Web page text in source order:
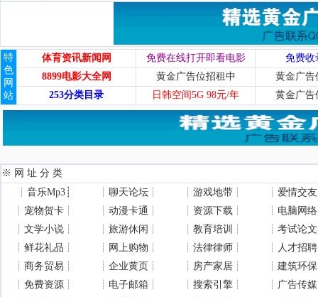
特
色
网
站
体育资讯新闻网 免费在线打开即看电影
免费收
8899电影大全网
黄金广告位招租中
黄金广告
253分类目录
日韩空间5G 98元/年 黄金广告
※ 网 址 分 类
┊ 音乐Mp3 ┊ ┊ 聊天论坛 ┊ ┊ 游戏地带 ┊ ┊ 爱情交友
┊ 宠物贺卡 ┊ ┊ 动漫卡通 ┊ ┊ 资源下载 ┊ ┊ 电脑网络
┊ 文学小说 ┊ ┊ 旅游休闲 ┊ ┊ 教育培训 ┊ ┊ 考试论文
┊ 鲜花礼品 ┊ ┊ 网上购物 ┊ ┊ 法律律师 ┊ ┊ 人才招聘
┊ 商务贸易 ┊ ┊ 企业黄页 ┊ ┊ 房产家居 ┊ ┊ 建筑环保
┊ 免费资源 ┊ ┊ 电子邮箱 ┊ ┊ 搜索引擎 ┊ ┊ 广告传媒